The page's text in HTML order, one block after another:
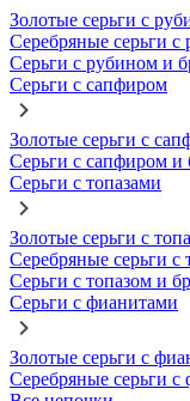
Золотые серьги с
Серебряные серьги с
Серьги с рубином и
Серьги с сапфиром
Золотые серьги с
Серьги с сапфиром и
Серьги с топазами
Золотые серьги с
Серебряные серьги с
Серьги с топазом и
Серьги с фианитами
Золотые серьги с
Серебряные серьги с